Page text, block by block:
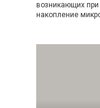
возникающих при
накопление